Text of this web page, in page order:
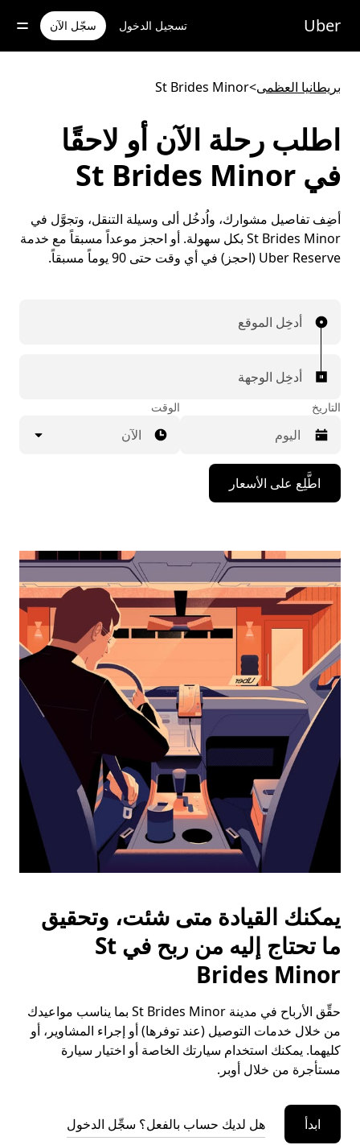
للوصول
المحتوى
Uber تسجيل الدخول سجّل الآن
بريطانيا العظمى>
St Brides Minor
اطلب رحلة الآن أو لاحقًا
في St Brides Minor
أضِف تفاصيل مشوارك، واُدخُل ألى وسيلة التنقل، وتجوَّل في
St Brides Minor بكل سهولة. أو احجز موعداً مسبقاً مع خدمة
Uber Reserve (احجز) في أي وقت حتى 90 يوماً مسبقاً.
أدخِل الموقع
أدخِل الوجهة
التاريخ
اضغط
على
مفتاح
للأسفل
لاستخدام
التقويم
التاريخ.
اضغط
على
زر
الخروج
لإغلاق
التقويم.
الوقت
الآن
اطَّلِع على الأسعار
يمكنك القيادة متى شئت، وتحقيق
ما تحتاج إليه من ربح في St
Brides Minor
حقِّق الأرباح في مدينة St Brides Minor بما يناسب مواعيدك
من خلال خدمات التوصيل (عند توفرها) أو إجراء المشاوير، أو
كليهما. يمكنك استخدام سيارتك الخاصة أو اختيار سيارة
مستأجرة من خلال أوبر.
ابدأ هل لديك حساب بالفعل؟ سجِّل الدخول